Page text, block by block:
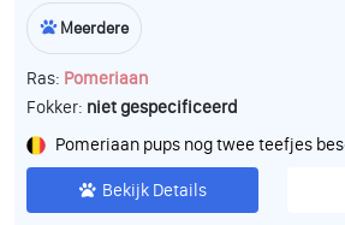
Meerdere
Ras: Pomeriaan
Fokker: niet gespecificeerd
Pomeriaan pups nog twee teefjes
Bekijk Details